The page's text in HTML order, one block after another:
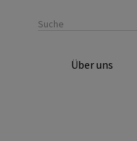
Über uns